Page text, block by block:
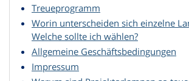
Treueprogramm
Worin unterscheiden sich einzelne
Welche sollte ich wählen?
Allgemeine Geschäftsbedingungen
Impressum